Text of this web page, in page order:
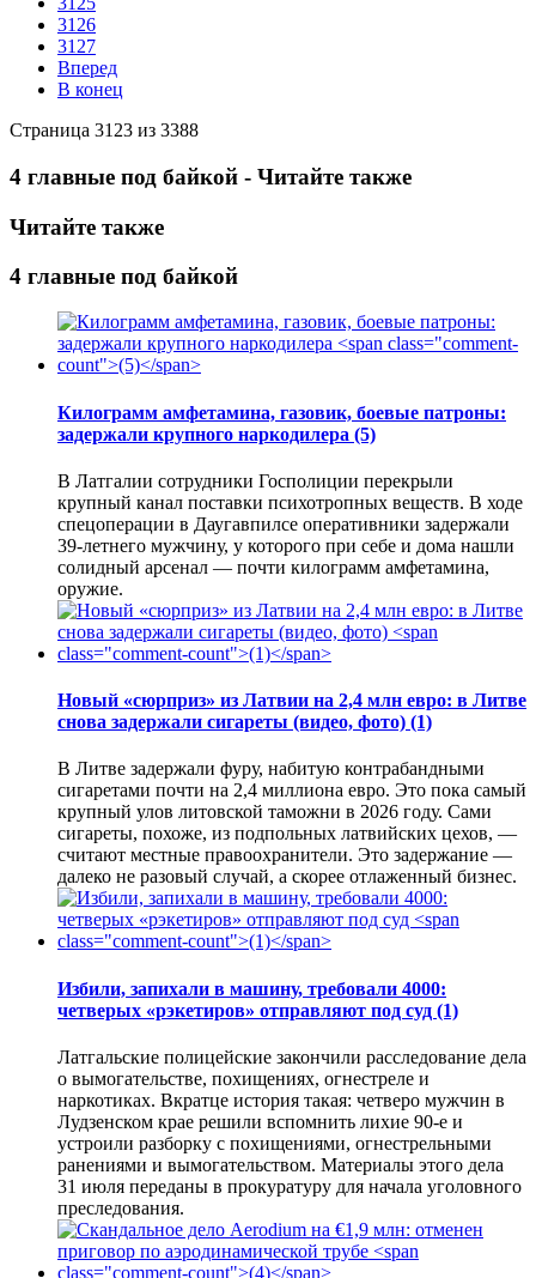
3126
3127
Вперед
В конец
Страница 3123 из 3388
4 главные под байкой - Читайте также
Читайте также
4 главные под байкой
Килограмм амфетамина, газовик, боевые патроны:
задержали крупного наркодилера (5)
В Латгалии сотрудники Госполиции перекрыли
крупный канал поставки психотропных веществ. В ходе
спецоперации в Даугавпилсе оперативники задержали
39-летнего мужчину, у которого при себе и дома нашли
солидный арсенал — почти килограмм амфетамина,
оружие.
Новый «сюрприз» из Латвии на 2,4 млн евро: в Литве
снова задержали сигареты (видео, фото) (1)
В Литве задержали фуру, набитую контрабандными
сигаретами почти на 2,4 миллиона евро. Это пока самый
крупный улов литовской таможни в 2026 году. Сами
сигареты, похоже, из подпольных латвийских цехов, —
считают местные правоохранители. Это задержание —
далеко не разовый случай, а скорее отлаженный бизнес.
Избили, запихали в машину, требовали 4000:
четверых «рэкетиров» отправляют под суд (1)
Латгальские полицейские закончили расследование дела
о вымогательстве, похищениях, огнестреле и
наркотиках. Вкратце история такая: четверо мужчин в
Лудзенском крае решили вспомнить лихие 90-е и
устроили разборку с похищениями, огнестрельными
ранениями и вымогательством. Материалы этого дела
31 июля переданы в прокуратуру для начала уголовного
преследования.